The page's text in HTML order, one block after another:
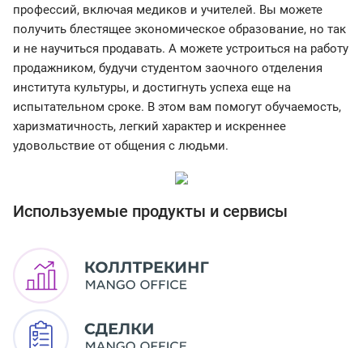
профессий, включая медиков и учителей. Вы можете
получить блестящее экономическое образование, но так
и не научиться продавать. А можете устроиться на работу
продажником, будучи студентом заочного отделения
института культуры, и достигнуть успеха еще на
испытательном сроке. В этом вам помогут обучаемость,
харизматичность, легкий характер и искреннее
удовольствие от общения с людьми.
Используемые продукты и сервисы